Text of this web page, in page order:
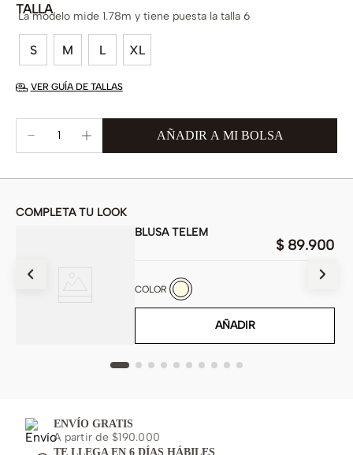
TALLA
S M L XL
La modelo mide 1.78m y tiene puesta la talla 6
VER GUÍA DE TALLAS
COMPLETA TU LOOK
BLUSA TELEM
$ 89.900
COLOR
AÑADIR
ENVÍO GRATIS
A partir de $190.000
TE LLEGA EN 6 DÍAS HÁBILES